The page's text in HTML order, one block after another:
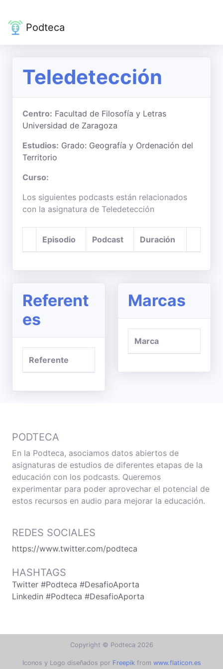
Podteca
Teledetección
Centro: Facultad de Filosofía y Letras
Universidad de Zaragoza
Estudios: Grado: Geografía y Ordenación del
Territorio
Curso:
Los siguientes podcasts están relacionados
con la asignatura de Teledetección
Episodio Podcast Duración
Referent
es
Referente
Marcas
Marca
PODTECA
En la Podteca, asociamos datos abiertos de
asignaturas de estudios de diferentes etapas de la
educación con los podcasts. Queremos
experimentar para poder aprovechar el potencial de
estos recursos en audio para mejorar la educación.
REDES SOCIALES
https://www.twitter.com/podteca
HASHTAGS
Twitter #Podteca #DesafioAporta
Linkedin #Podteca #DesafioAporta
Copyright © Podteca 2026
Iconos y Logo diseñados por Freepikfrom www.flaticon.es